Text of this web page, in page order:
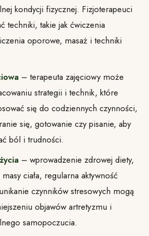
kondycji fizycznej. Fizjoterapeuci
techniki, takie jak ćwiczenia
oporowe, masaż i techniki
– terapeuta zajęciowy może
strategii i technik, które
się do codziennych czynności,
się, gotowanie czy pisanie, aby
ból i trudności.
– wprowadzenie zdrowej diety,
ciała, regularna aktywność
czynników stresowych mogą
objawów artretyzmu i
samopoczucia.